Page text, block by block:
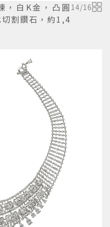
，白K金，凸圓
割鑽石，約1,4
14/16